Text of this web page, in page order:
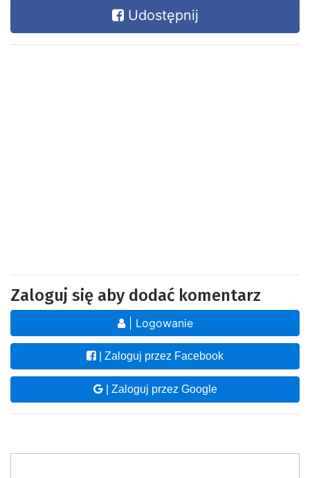
Udostępnij
Zaloguj się aby dodać komentarz
| Logowanie
| Zaloguj przez Facebook
| Zaloguj przez Google